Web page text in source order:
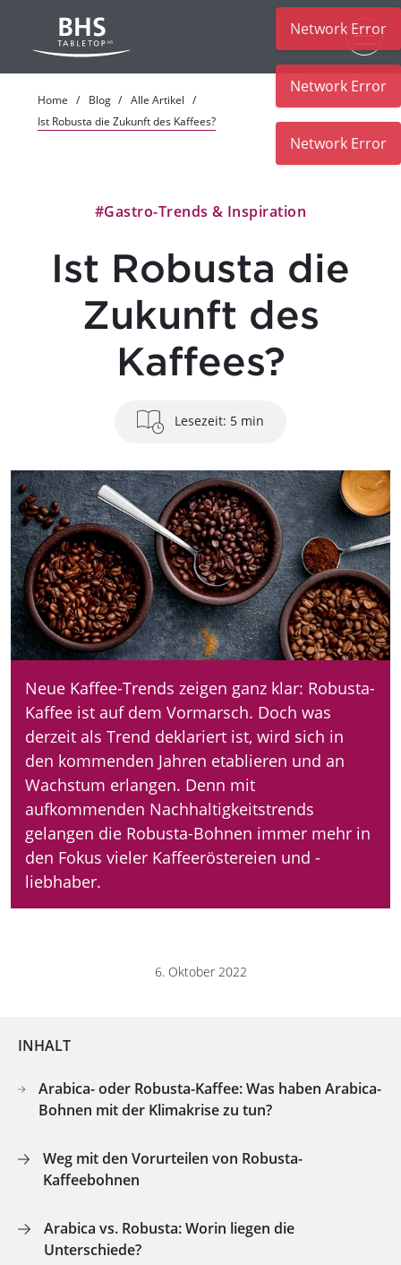
Home Blog
Alle Artikel
Ist Robusta die Zukunft des Kaffees?
Lesezeit: 5 min
#Gastro-Trends & Inspiration
Ist Robusta die
Zukunft des
Kaffees?
Neue Kaffee-Trends zeigen ganz klar: Robusta-
Kaffee ist auf dem Vormarsch. Doch was
derzeit als Trend deklariert ist, wird sich in
den kommenden Jahren etablieren und an
Wachstum erlangen. Denn mit
aufkommenden Nachhaltigkeitstrends
gelangen die Robusta-Bohnen immer mehr in
den Fokus vieler Kaffeeröstereien und -
liebhaber.
6. Oktober 2022
INHALT
Arabica- oder Robusta-Kaffee: Was haben Arabica-
Bohnen mit der Klimakrise zu tun?
Weg mit den Vorurteilen von Robusta-
Kaffeebohnen
Arabica vs. Robusta: Worin liegen die
Unterschiede?
Network Error
Network Error
Network Error